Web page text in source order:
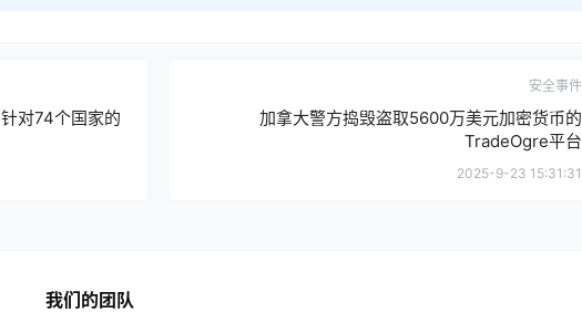
对74个国家的
安全事件
加拿大警方捣毁盗取5600万美元加密货币的
TradeOgre平台
2025-9-23 15:31:31
我们的团队